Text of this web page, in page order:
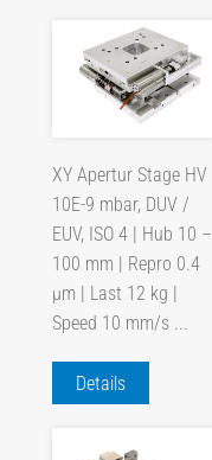
XY Apertur Stage HV
10E-9 mbar, DUV /
EUV, ISO 4 | Hub 10 –
100 mm | Repro 0.4
µm | Last 12 kg |
Speed 10 mm/s ...
Details